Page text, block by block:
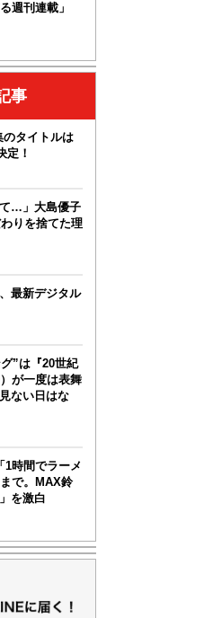
週刊連載」
事
タイトルは
定！
て…」大島優子
りを捨てた理
最新デジタル
”は『20世紀
が一度は表舞
ない日はな
1時間でラーメ
で。MAX鈴
を激白